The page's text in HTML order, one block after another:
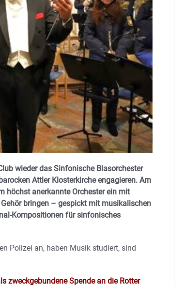
wieder das Sinfonische Blasorchester
Attler Klosterkirche engagieren. Am
höchst anerkannte Orchester ein mit
bringen – gespickt mit musikalischen
Kompositionen für sinfonisches
Polizei an, haben Musik studiert, sind
zweckgebundene Spende an die Rotter